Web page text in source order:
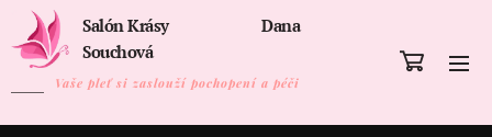
Salón Krásy Dana
Souchová
Vaše pleť si zaslouží pochopení a péči